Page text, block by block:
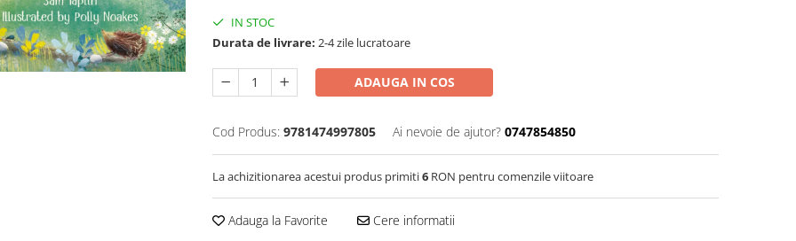
IN STOC
Durata de livrare: 2-4 zile lucratoare
ADAUGA IN COS
Cod Produs: 9781474997805 Ai nevoie de ajutor? 0747854850
La achizitionarea acestui produs primiti6 RON pentru comenzile viitoare
Adauga la Favorite Cere informatii